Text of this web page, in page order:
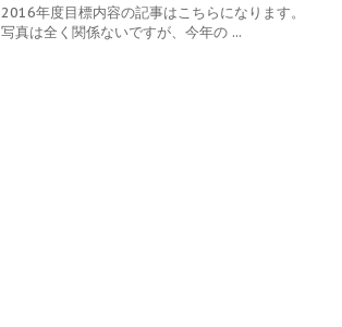
2016年度目標内容の記事はこちらになります。
写真は全く関係ないですが、今年の ...